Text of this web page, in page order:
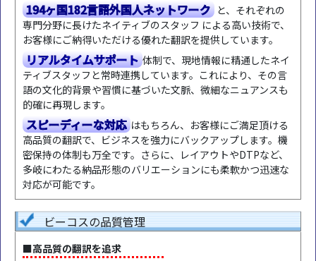
194ヶ国182言語外国人ネットワーク と、それぞれの
専門分野に長けたネイティブのスタッフ による高い技術で、
お客様にご納得いただける優れた翻訳を提供しています。
リアルタイムサポート 体制で、現地情報に精通したネイ
ティブスタッフと常時連携しています。これにより、その言
語の文化的背景や習慣に基づいた文脈、微細なニュアンスも
的確に再現します。
スピーディーな対応 はもちろん、お客様にご満足頂ける
高品質の翻訳で、ビジネスを強力にバックアップします。機
密保持の体制も万全です。さらに、レイアウトやDTPなど、
多岐にわたる納品形態のバリエーションにも柔軟かつ迅速な
対応が可能です。
ビーコスの品質管理
■高品質の翻訳を追求